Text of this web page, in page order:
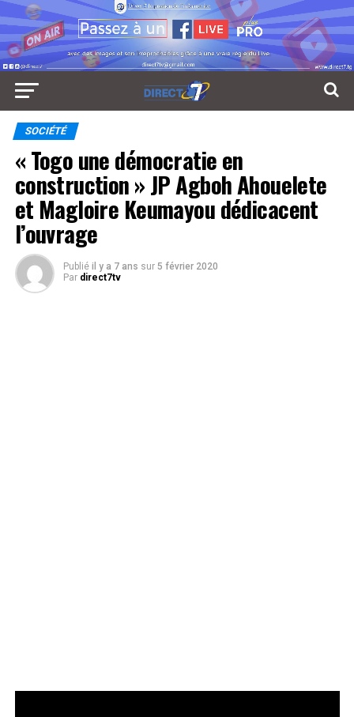
SOCIÉTÉ
« Togo une démocratie en
construction » JP Agboh Ahouelete
et Magloire Keumayou dédicacent
l’ouvrage
Publié il y a 7 ans sur 5 février 2020
Par direct7tv